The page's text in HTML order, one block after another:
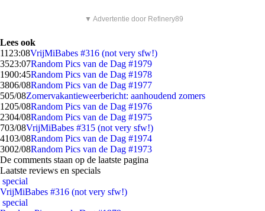
▼ Advertentie door Refinery89
Lees ook
11 23:08VrijMiBabes #316 (not very sfw!)
3523:07Random Pics van de Dag #1979
1900:45Random Pics van de Dag #1978
3806/08Random Pics van de Dag #1977
505/08Zomervakantieweerbericht: aanhoudend zomers
1205/08Random Pics van de Dag #1976
2304/08Random Pics van de Dag #1975
703/08VrijMiBabes #315 (not very sfw!)
4103/08Random Pics van de Dag #1974
3002/08Random Pics van de Dag #1973
De comments staan op de laatste pagina
Laatste reviews en specials
special
VrijMiBabes #316 (not very sfw!)
special